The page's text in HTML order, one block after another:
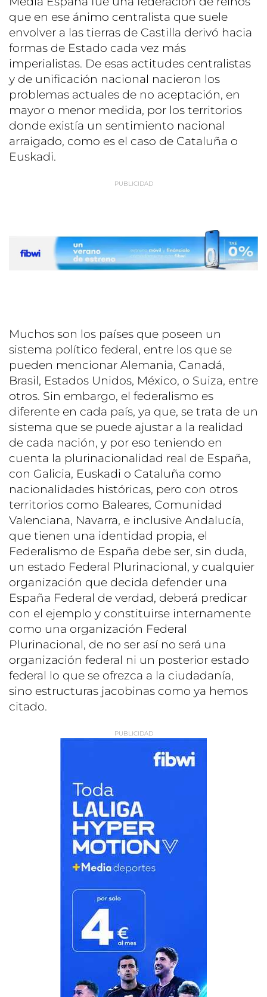
que en ese ánimo centralista que suele
envolver a las tierras de Castilla derivó hacia
formas de Estado cada vez más
imperialistas. De esas actitudes centralistas
y de unificación nacional nacieron los
problemas actuales de no aceptación, en
mayor o menor medida, por los territorios
donde existía un sentimiento nacional
arraigado, como es el caso de Cataluña o
Euskadi.
Muchos son los países que poseen un
sistema político federal, entre los que se
pueden mencionar Alemania, Canadá,
Brasil, Estados Unidos, México, o Suiza, entre
otros. Sin embargo, el federalismo es
diferente en cada país, ya que, se trata de un
sistema que se puede ajustar a la realidad
de cada nación, y por eso teniendo en
cuenta la plurinacionalidad real de España,
con Galicia, Euskadi o Cataluña como
nacionalidades históricas, pero con otros
territorios como Baleares, Comunidad
Valenciana, Navarra, e inclusive Andalucía,
que tienen una identidad propia, el
Federalismo de España debe ser, sin duda,
un estado Federal Plurinacional, y cualquier
organización que decida defender una
España Federal de verdad, deberá predicar
con el ejemplo y constituirse internamente
como una organización Federal
Plurinacional, de no ser así no será una
organización federal ni un posterior estado
federal lo que se ofrezca a la ciudadanía,
sino estructuras jacobinas como ya hemos
citado.